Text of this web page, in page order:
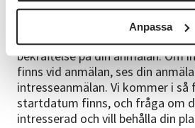
Anpassa
Din anmälan är bindande då ett
mer info, läs våra avboknings-
Vid anmälan via vår hemsida,
bekräftelse på din anmälan. Om
finns vid anmälan, ses din
intresseanmälan. Vi kommer i
startdatum finns, och fråga om
intresserad och vill behålla din